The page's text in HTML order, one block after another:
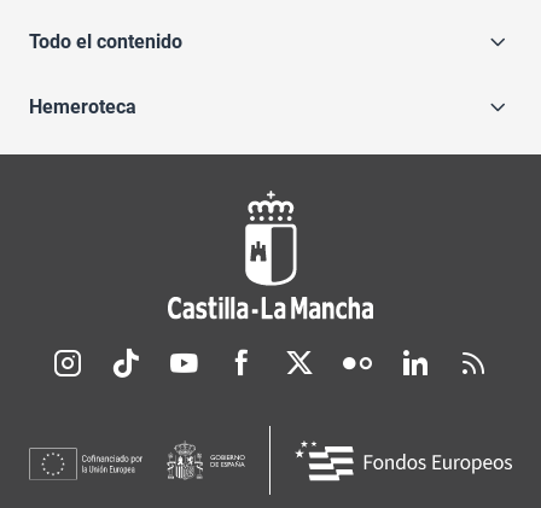
Todo el contenido
Hemeroteca
Redes sociales JCCM